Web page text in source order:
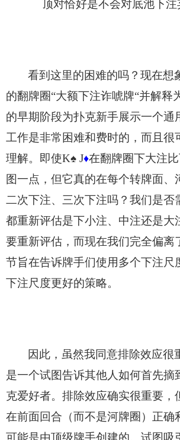
顶对恰好是不会对底池下注
看到这里的困难的吗？现在想
的翻牌圈“大额下注诈唬牌“并解释
的早期阶段为扑克新手展示一个通
工作是非常困难和费时的，而且很
理解。即使K♠ J♦在翻牌圈下大注
图一点，但它真的在每个转牌面、
二次下注、三次下注吗？我们是否
都重新评估是下小注、中注还是大
要重新评估，而现在我们完全偏离
节旨在告诉牌手们使用多个下注尺
下注尺度更好的策略。
因此，虽然我同意排除效应很
是一个试图告诉其他人如何首先摘
克爱好者。排除效应确实很重要，
在前面回合（而不是河牌圈）正确
可能是由顶级牌手创建的、试图吸